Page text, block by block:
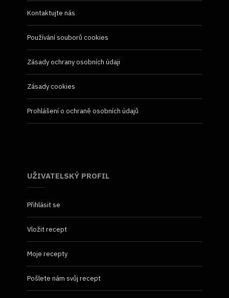
Kontaktujte nás
Používání souborů cookies
Zásady ochrany osobních údaji
Zásady cookies
Prohlášení o ochraně osobních údajů
UŽIVATELSKÝ PROFIL
Přihlásit se
Vložit recept
Moje recepty
Pošlete nám svůj recept